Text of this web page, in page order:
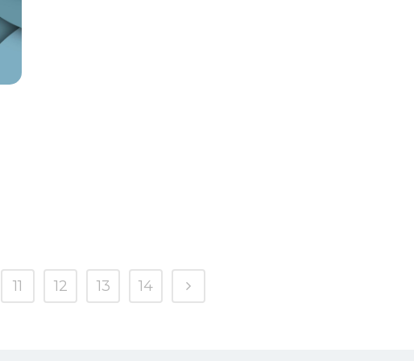
11 12 13 14